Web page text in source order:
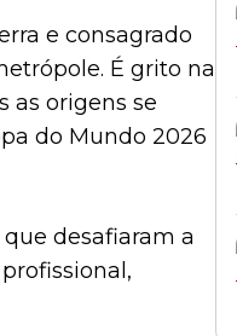
e consagrado
É grito na
as origens se
do Mundo 2026
desafiaram a